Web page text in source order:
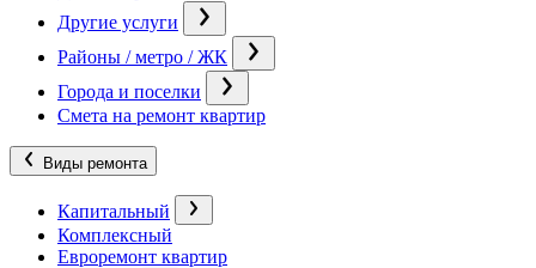
Другие услуги
Районы / метро / ЖК
Города и поселки
Смета на ремонт квартир
Виды ремонта
Капитальный
Комплексный
Евроремонт квартир